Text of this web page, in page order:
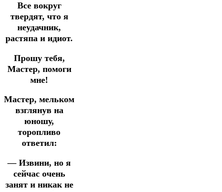
Все вокруг
твердят, что я
неудачник,
растяпа и идиот.
Прошу тебя,
Мастер, помоги
мне!
Мастер, мельком
взглянув на
юношу,
торопливо
ответил:
— Извини, но я
сейчас очень
занят и никак не